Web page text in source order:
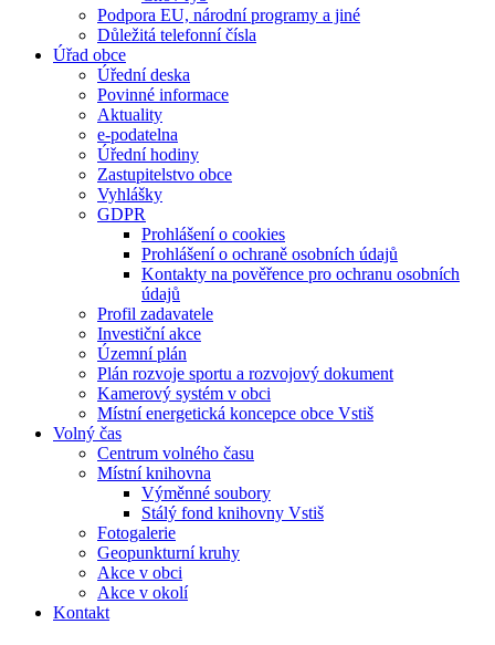
Podpora EU, národní programy a jiné
Důležitá telefonní čísla
Úřad obce
Úřední deska
Povinné informace
Aktuality
e-podatelna
Úřední hodiny
Zastupitelstvo obce
Vyhlášky
GDPR
Prohlášení o cookies
Prohlášení o ochraně osobních údajů
Kontakty na pověřence pro ochranu osobních
údajů
Profil zadavatele
Investiční akce
Územní plán
Plán rozvoje sportu a rozvojový dokument
Kamerový systém v obci
Místní energetická koncepce obce Vstiš
Volný čas
Centrum volného času
Místní knihovna
Výměnné soubory
Stálý fond knihovny Vstiš
Fotogalerie
Geopunkturní kruhy
Akce v obci
Akce v okolí
Kontakt